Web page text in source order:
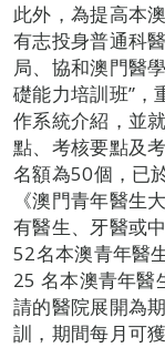
此外，為提高本
有志投身普通科
局、協和澳門醫
礎能力培訓班”，
作系統介紹，並
點、考核要點及
名額為50個，已
《澳門青年醫生
有醫生、牙醫或
52名本澳青年醫
25 名本澳青年醫
請的醫院展開為
訓，期間每月可